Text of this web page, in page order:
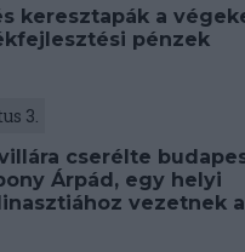
keresztapák a
pénzek
3.
cserélte
Árpád, egy helyi
vezetnek a